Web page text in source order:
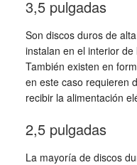
3,5 pulgadas
Son discos duros de
instalan en el interior
También existen en
en este caso requieren
recibir la alimentación
2,5 pulgadas
La mayoría de discos